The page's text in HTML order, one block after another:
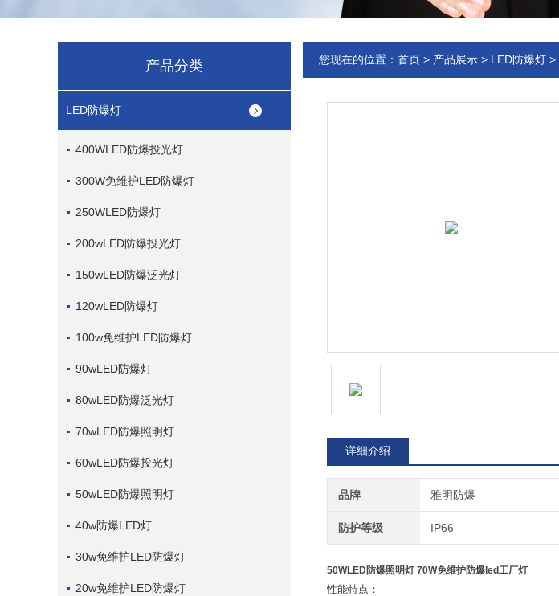
产品分类
LED防爆灯
400WLED防爆投光灯
300W免维护LED防爆灯
250WLED防爆灯
200wLED防爆投光灯
150wLED防爆泛光灯
120wLED防爆灯
100w免维护LED防爆灯
90wLED防爆灯
80wLED防爆泛光灯
70wLED防爆照明灯
60wLED防爆投光灯
50wLED防爆照明灯
40w防爆LED灯
30w免维护LED防爆灯
20w免维护LED防爆灯
您现在的位置： 首页 > 产品展示 > LED防爆灯 >
详细介绍
品牌 雅明防爆
防护等级 IP66
50WLED防爆照明灯 70W免维护防爆led工厂灯
性能特点：